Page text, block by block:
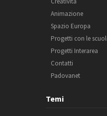
Animazione
Spazio Europa
Progetti con le
Progetti Interarea
Contatti
Padovanet
Temi